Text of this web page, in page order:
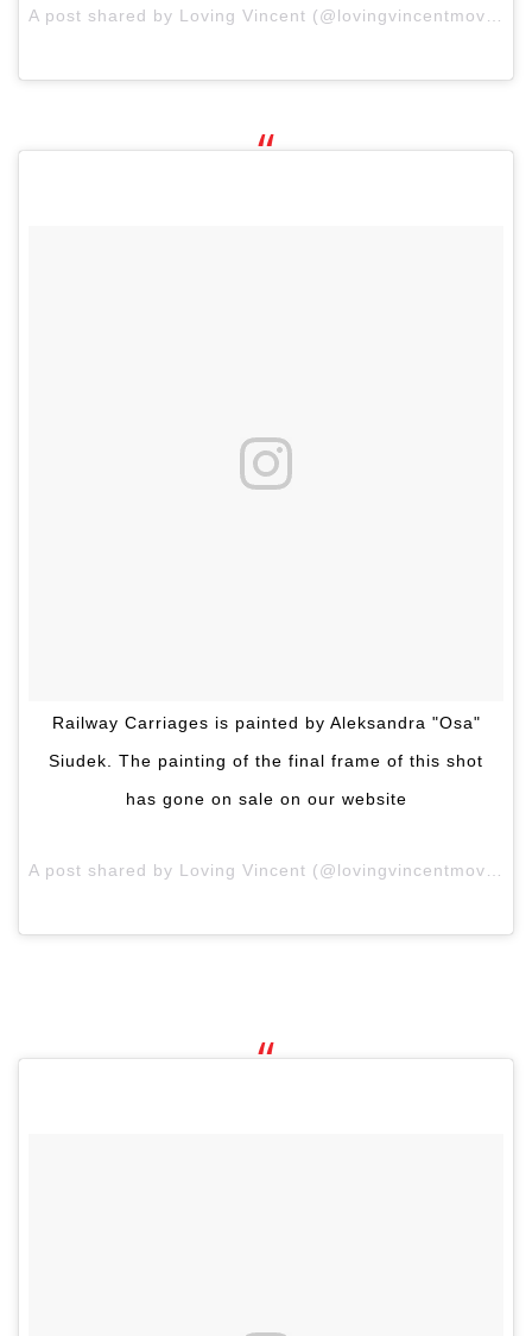
A post shared by Loving Vincent (@lovingvincentmovie) on
Railway Carriages is painted by Aleksandra "Osa"
Siudek. The painting of the final frame of this shot
has gone on sale on our website
A post shared by Loving Vincent (@lovingvincentmovie) on